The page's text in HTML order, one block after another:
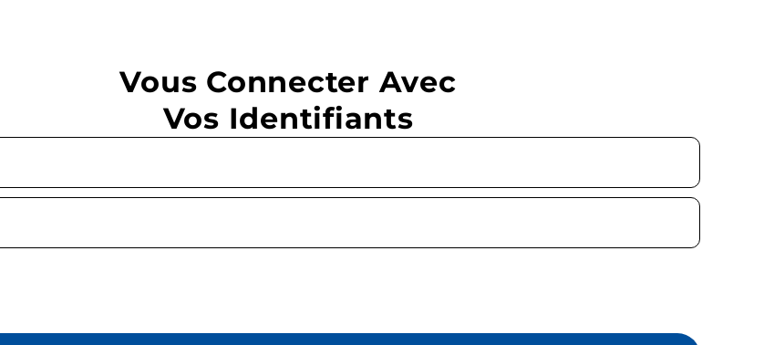
Vous Connecter Avec
Vos Identifiants